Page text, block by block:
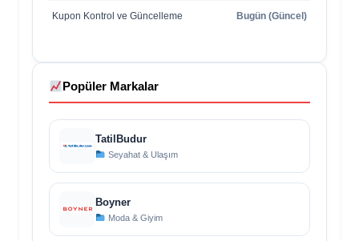
Kupon Kontrol ve Güncelleme Bugün (Güncel)
Popüler Markalar
TatilBudur
Seyahat & Ulaşım
Boyner
Moda & Giyim